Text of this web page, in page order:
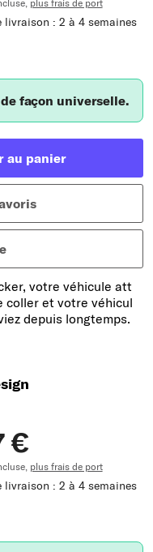
plus frais de port
livraison : 2 à 4 semaines
façon universelle.
au panier
votre véhicule att
coller et votre véhicul
depuis longtemps.
€
plus frais de port
livraison : 2 à 4 semaines